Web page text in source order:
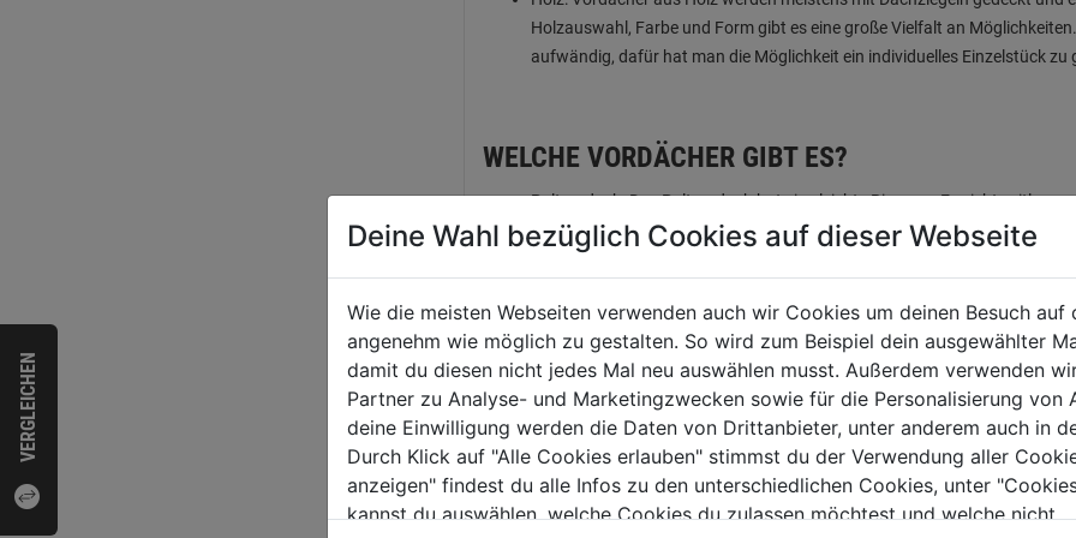
VERGLEICHEN
Holzauswahl, Farbe und Form gibt es eine große Vielfalt an
aufwändig, dafür hat man die Möglichkeit ein individuelles Einzelstück zu
WELCHE VORDÄCHER GIBT ES?
Pultvordach: Das Pultvordach hat eine leichte Biegung. Es sieht zeitlos
die Biegung kann außerdem das Regenwasser gut abfließen.
Flachdach: Das Flachdach passt sich jedem Stil an und wertet den
Bogenvordach: Das klassische Bogenvordach spannt einen Bogen von
Haustür. Es macht aus jedem Eingangsbereich etwas ganz Besonderes.
Rechteck-Haustürvordach: Die markante Optik des Rechteck-
dieses Vordachs eignet sich besonders für moderne Häuser und
WAS IST BEI DER PLANUNG EINES VORDACHS ZU
Deine Wahl bezüglich Cookies auf dieser Webseite
Wie die meisten Webseiten verwenden auch wir Cookies um deinen Besuch auf
angenehm wie möglich zu gestalten. So wird zum Beispiel dein ausgewählter
damit du diesen nicht jedes Mal neu auswählen musst. Außerdem verwenden
Partner zu Analyse- und Marketingzwecken sowie für die Personalisierung von
deine Einwilligung werden die Daten von Drittanbieter, unter anderem auch in
Durch Klick auf "Alle Cookies erlauben" stimmst du der Verwendung aller
anzeigen" findest du alle Infos zu den unterschiedlichen Cookies, unter
kannst du auswählen, welche Cookies du zulassen möchtest und welche nicht.